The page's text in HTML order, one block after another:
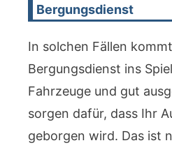
Bergungsdienst
In solchen Fällen
Bergungsdienst ins
Fahrzeuge und gut
sorgen dafür, dass Ihr
geborgen wird. Das ist